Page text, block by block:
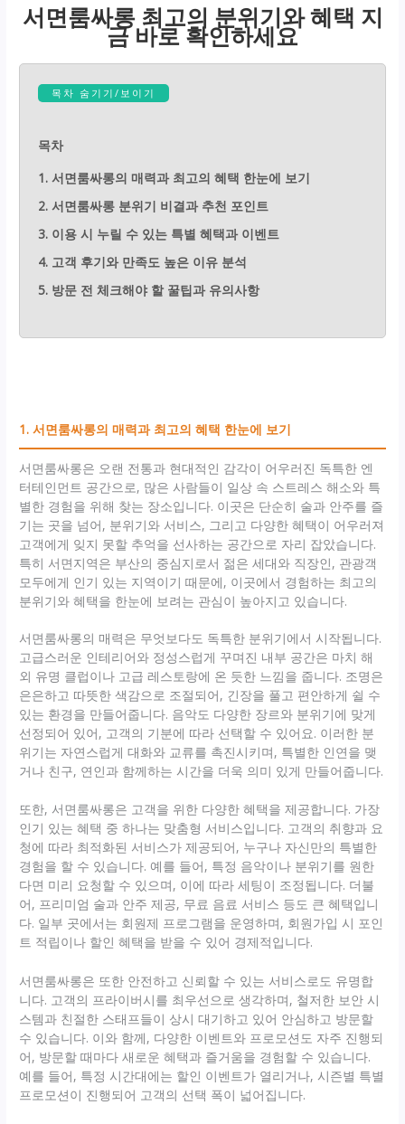
서면룸싸롱 최고의 분위기와 혜택 지
금 바로 확인하세요
목차 숨기기/보이기
목차
1. 서면룸싸롱의 매력과 최고의 혜택 한눈에 보기
2. 서면룸싸롱 분위기 비결과 추천 포인트
3. 이용 시 누릴 수 있는 특별 혜택과 이벤트
4. 고객 후기와 만족도 높은 이유 분석
5. 방문 전 체크해야 할 꿀팁과 유의사항
1. 서면룸싸롱의 매력과 최고의 혜택 한눈에 보기
서면룸싸롱은 오랜 전통과 현대적인 감각이 어우러진 독특한 엔
터테인먼트 공간으로, 많은 사람들이 일상 속 스트레스 해소와 특
별한 경험을 위해 찾는 장소입니다. 이곳은 단순히 술과 안주를 즐
기는 곳을 넘어, 분위기와 서비스, 그리고 다양한 혜택이 어우러져
고객에게 잊지 못할 추억을 선사하는 공간으로 자리 잡았습니다.
특히 서면지역은 부산의 중심지로서 젊은 세대와 직장인, 관광객
모두에게 인기 있는 지역이기 때문에, 이곳에서 경험하는 최고의
분위기와 혜택을 한눈에 보려는 관심이 높아지고 있습니다.
서면룸싸롱의 매력은 무엇보다도 독특한 분위기에서 시작됩니다.
고급스러운 인테리어와 정성스럽게 꾸며진 내부 공간은 마치 해
외 유명 클럽이나 고급 레스토랑에 온 듯한 느낌을 줍니다. 조명은
은은하고 따뜻한 색감으로 조절되어, 긴장을 풀고 편안하게 쉴 수
있는 환경을 만들어줍니다. 음악도 다양한 장르와 분위기에 맞게
선정되어 있어, 고객의 기분에 따라 선택할 수 있어요. 이러한 분
위기는 자연스럽게 대화와 교류를 촉진시키며, 특별한 인연을 맺
거나 친구, 연인과 함께하는 시간을 더욱 의미 있게 만들어줍니다.
또한, 서면룸싸롱은 고객을 위한 다양한 혜택을 제공합니다. 가장
인기 있는 혜택 중 하나는 맞춤형 서비스입니다. 고객의 취향과 요
청에 따라 최적화된 서비스가 제공되어, 누구나 자신만의 특별한
경험을 할 수 있습니다. 예를 들어, 특정 음악이나 분위기를 원한
다면 미리 요청할 수 있으며, 이에 따라 세팅이 조정됩니다. 더불
어, 프리미엄 술과 안주 제공, 무료 음료 서비스 등도 큰 혜택입니
다. 일부 곳에서는 회원제 프로그램을 운영하며, 회원가입 시 포인
트 적립이나 할인 혜택을 받을 수 있어 경제적입니다.
서면룸싸롱은 또한 안전하고 신뢰할 수 있는 서비스로도 유명합
니다. 고객의 프라이버시를 최우선으로 생각하며, 철저한 보안 시
스템과 친절한 스태프들이 상시 대기하고 있어 안심하고 방문할
수 있습니다. 이와 함께, 다양한 이벤트와 프로모션도 자주 진행되
어, 방문할 때마다 새로운 혜택과 즐거움을 경험할 수 있습니다.
예를 들어, 특정 시간대에는 할인 이벤트가 열리거나, 시즌별 특별
프로모션이 진행되어 고객의 선택 폭이 넓어집니다.